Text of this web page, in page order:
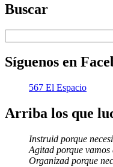
Buscar
Síguenos en
567 El Espacio
Arriba los que
Instruid porque
Agitad porque vamos
Organizad porque